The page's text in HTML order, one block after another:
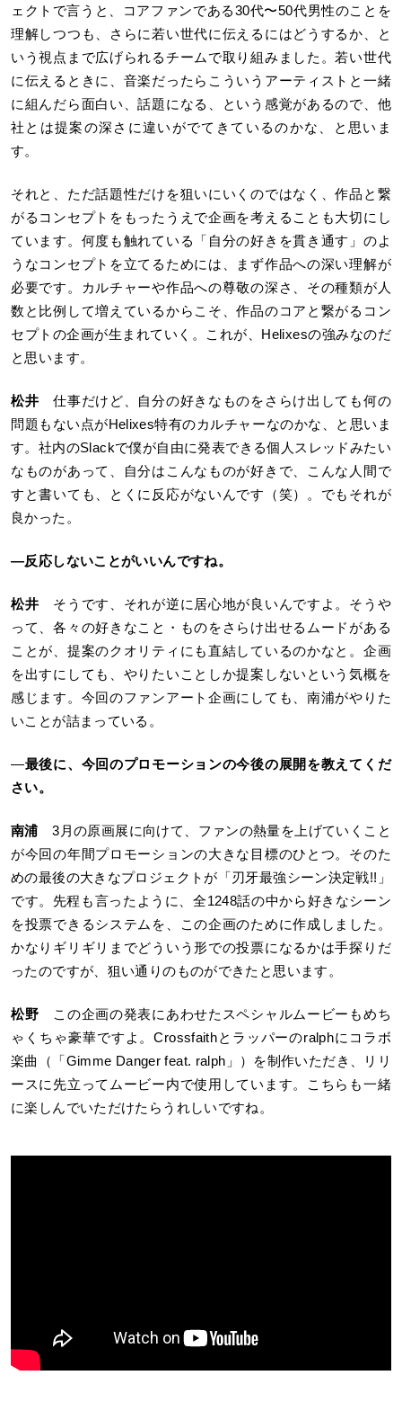
ェクトで言うと、コアファンである30代〜50代男性のことを
理解しつつも、さらに若い世代に伝えるにはどうするか、と
いう視点まで広げられるチームで取り組みました。若い世代
に伝えるときに、音楽だったらこういうアーティストと一緒
に組んだら面白い、話題になる、という感覚があるので、他
社とは提案の深さに違いがでてきているのかな、と思いま
す。
それと、ただ話題性だけを狙いにいくのではなく、作品と繋
がるコンセプトをもったうえで企画を考えることも大切にし
ています。何度も触れている「自分の好きを貫き通す」のよ
うなコンセプトを立てるためには、まず作品への深い理解が
必要です。カルチャーや作品への尊敬の深さ、その種類が人
数と比例して増えているからこそ、作品のコアと繋がるコン
セプトの企画が生まれていく。これが、Helixesの強みなのだ
と思います。
松井 仕事だけど、自分の好きなものをさらけ出しても何の
問題もない点がHelixes特有のカルチャーなのかな、と思いま
す。社内のSlackで僕が自由に発表できる個人スレッドみたい
なものがあって、自分はこんなものが好きで、こんな人間で
すと書いても、とくに反応がないんです（笑）。でもそれが
良かった。
―反応しないことがいいんですね。
松井 そうです、それが逆に居心地が良いんですよ。そうや
って、各々の好きなこと・ものをさらけ出せるムードがある
ことが、提案のクオリティにも直結しているのかなと。企画
を出すにしても、やりたいことしか提案しないという気概を
感じます。今回のファンアート企画にしても、南浦がやりた
いことが詰まっている。
―最後に、今回のプロモーションの今後の展開を教えてくだ
さい。
南浦 3月の原画展に向けて、ファンの熱量を上げていくこと
が今回の年間プロモーションの大きな目標のひとつ。そのた
めの最後の大きなプロジェクトが「刃牙最強シーン決定戦!!」
です。先程も言ったように、全1248話の中から好きなシーン
を投票できるシステムを、この企画のために作成しました。
かなりギリギリまでどういう形での投票になるかは手探りだ
ったのですが、狙い通りのものができたと思います。
松野 この企画の発表にあわせたスペシャルムービーもめち
ゃくちゃ豪華ですよ。Crossfaithとラッパーのralphにコラボ
楽曲（「Gimme Danger feat. ralph」）を制作いただき、リリ
ースに先立ってムービー内で使用しています。こちらも一緒
に楽しんでいただけたらうれしいですね。